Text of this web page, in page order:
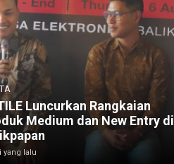
Luncurkan Rangkaian
Medium dan New Entry di
yang lalu